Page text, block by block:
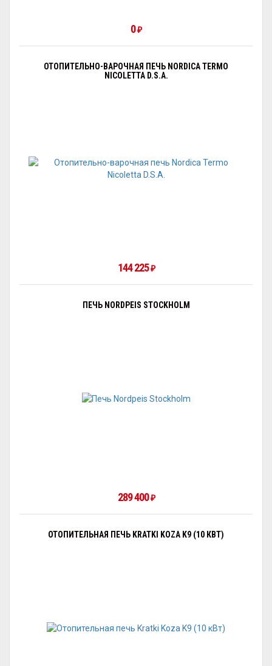
0₽
ОТОПИТЕЛЬНО-ВАРОЧНАЯ ПЕЧЬ NORDICA TERMO
NICOLETTA D.S.A.
144 225₽
ПЕЧЬ NORDPEIS STOCKHOLM
289 400₽
ОТОПИТЕЛЬНАЯ ПЕЧЬ KRATKI KOZA K9 (10 КВТ)